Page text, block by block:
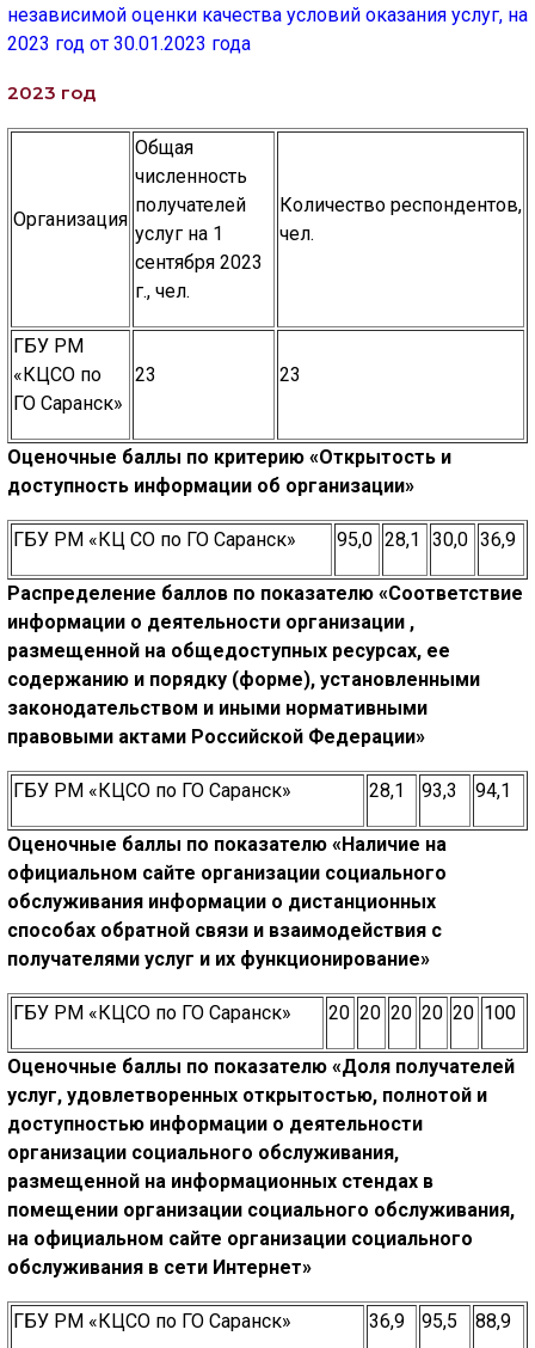
независимой оценки качества условий оказания услуг, на
2023 год от 30.01.2023 года
2023 год
Организация
Общая
численность
получателей
услуг на 1
сентября 2023
г., чел.
Количество респондентов,
чел.
ГБУ РМ
«КЦСО по
ГО Саранск»
23 23
Оценочные баллы по критерию «Открытость и
доступность информации об организации»
ГБУ РМ «КЦ СО по ГО Саранск» 95,0 28,1 30,0 36,9
Распределение баллов по показателю «Соответствие
информации о деятельности организации ,
размещенной на общедоступных ресурсах, ее
содержанию и порядку (форме), установленными
законодательством и иными нормативными
правовыми актами Российской Федерации»
ГБУ РМ «КЦСО по ГО Саранск» 28,1 93,3 94,1
Оценочные баллы по показателю «Наличие на
официальном сайте организации социального
обслуживания информации о дистанционных
способах обратной связи и взаимодействия с
получателями услуг и их функционирование»
ГБУ РМ «КЦСО по ГО Саранск» 20 20 20 20 20 100
Оценочные баллы по показателю «Доля получателей
услуг, удовлетворенных открытостью, полнотой и
доступностью информации о деятельности
организации социального обслуживания,
размещенной на информационных стендах в
помещении организации социального обслуживания,
на официальном сайте организации социального
обслуживания в сети Интернет»
ГБУ РМ «КЦСО по ГО Саранск» 36,9 95,5 88,9